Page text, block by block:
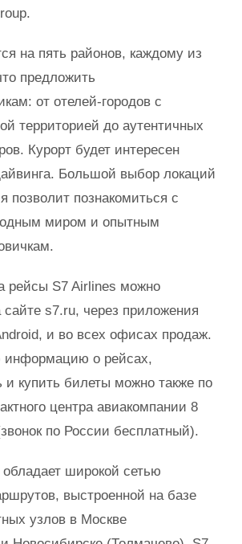
на пять районов, каждому из
предложить
от отелей-городов с
территорией до аутентичных
Курорт будет интересен
Большой выбор локаций
позволит познакомиться с
миром и опытным
рейсы S7 Airlines можно
сайте s7.ru, через приложения
и во всех офисах продаж.
информацию о рейсах,
и купить билеты можно также по
центра авиакомпании 8
по России бесплатный).
широкой сетью
выстроенной на базе
узлов в Москве